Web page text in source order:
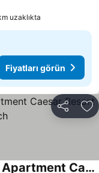
uzaklıkta
Fiyatları görün
Paylaş
Atilius Modern One-Bedroom Apartment Caesar Resort & SPA, Long Beach